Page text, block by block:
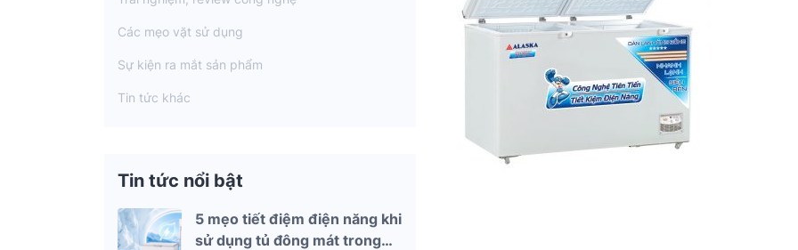
Các mẹo vặt sử dụng
Sự kiện ra mắt sản phẩm
Tin tức khác
Tin tức nổi bật
5 mẹo tiết điệm điện năng khi
sử dụng tủ đông mát trong